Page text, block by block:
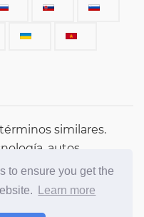
to ensure you get the
Learn more
similares.
autos,
existe en este